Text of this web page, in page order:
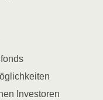
Inves­to­ren